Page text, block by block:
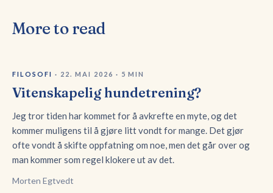
More to read
FILOSOFI · 22. MAI 2026 · 5 MIN
Vitenskapelig hundetrening?
Jeg tror tiden har kommet for å avkrefte en myte, og det
kommer muligens til å gjøre litt vondt for mange. Det gjør
ofte vondt å skifte oppfatning om noe, men det går over og
man kommer som regel klokere ut av det.
Morten Egtvedt